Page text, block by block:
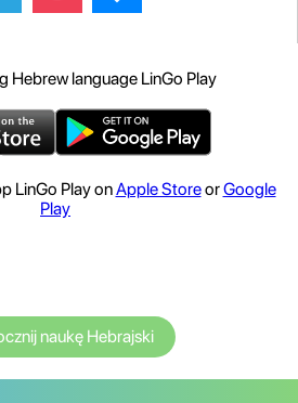
Hebrew language LinGo Play
LinGo Play onApple StoreorGoogle
Play
naukę Hebrajski